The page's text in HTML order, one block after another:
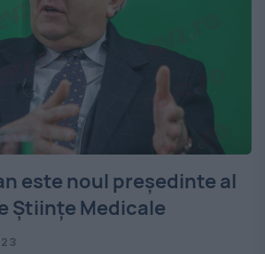
este noul președinte al
Științe Medicale